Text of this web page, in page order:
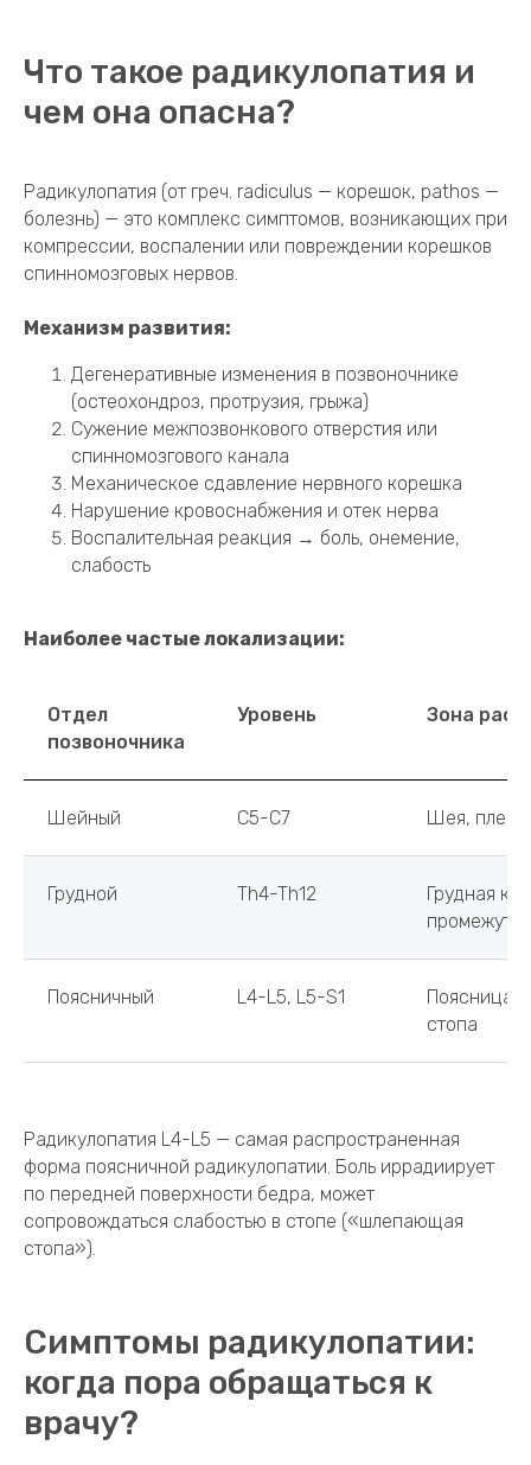
Что такое радикулопатия и
чем она опасна?
Радикулопатия (от греч. radiculus — корешок, pathos —
болезнь) — это комплекс симптомов, возникающих при
компрессии, воспалении или повреждении корешков
спинномозговых нервов.
Механизм развития:
Дегенеративные изменения в позвоночнике
(остеохондроз, протрузия, грыжа)
Сужение межпозвонкового отверстия или
спинномозгового канала
Механическое сдавление нервного корешка
Нарушение кровоснабжения и отек нерва
Воспалительная реакция → боль, онемение,
слабость
Наиболее частые локализации:
Отдел
позвоночника
Уровень Зона
Шейный C5-C7 Шея,
Грудной Th4-Th12
Грудная
промежутки
Поясничный L4-L5, L5-S1
Поясница,
стопа
Радикулопатия L4-L5 — самая распространенная
форма поясничной радикулопатии. Боль иррадиирует
по передней поверхности бедра, может
сопровождаться слабостью в стопе («шлепающая
стопа»).
Симптомы радикулопатии:
когда пора обращаться к
врачу?